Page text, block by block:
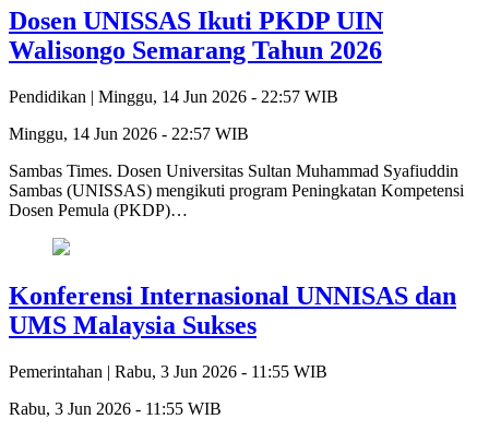
Dosen UNISSAS Ikuti PKDP UIN
Walisongo Semarang Tahun 2026
Pendidikan | Minggu, 14 Jun 2026 - 22:57 WIB
Minggu, 14 Jun 2026 - 22:57 WIB
Sambas Times. Dosen Universitas Sultan Muhammad Syafiuddin
Sambas (UNISSAS) mengikuti program Peningkatan Kompetensi
Dosen Pemula (PKDP)…
Konferensi Internasional UNNISAS dan
UMS Malaysia Sukses
Pemerintahan | Rabu, 3 Jun 2026 - 11:55 WIB
Rabu, 3 Jun 2026 - 11:55 WIB